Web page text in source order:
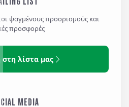
ψαγμένους προορισμούς και
προσφορές
λίστα μας
MEDIA